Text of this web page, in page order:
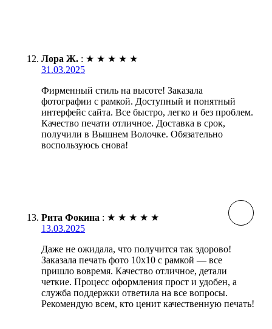
Лора Ж. : ★ ★ ★ ★ ★
31.03.2025
Фирменный стиль на высоте! Заказала
фотографии с рамкой. Доступный и понятный
интерфейс сайта. Все быстро, легко и без проблем.
Качество печати отличное. Доставка в срок,
получили в Вышнем Волочке. Обязательно
воспользуюсь снова!
Рита Фокина : ★ ★ ★ ★ ★
13.03.2025
Даже не ожидала, что получится так здорово!
Заказала печать фото 10х10 с рамкой — все
пришло вовремя. Качество отличное, детали
четкие. Процесс оформления прост и удобен, а
служба поддержки ответила на все вопросы.
Рекомендую всем, кто ценит качественную печать!